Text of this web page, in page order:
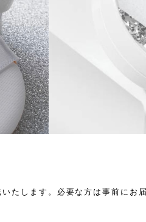
たします。必要な方は事前にお